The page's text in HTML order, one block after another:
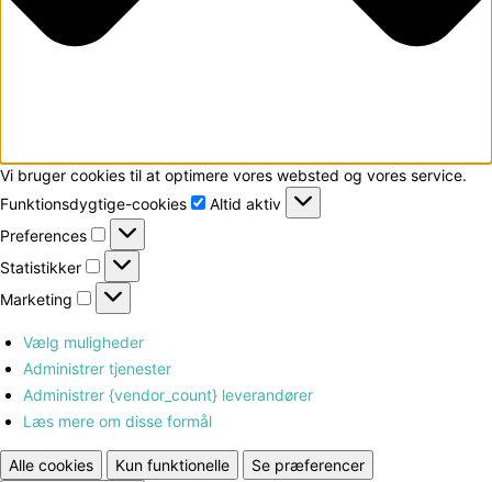
Vi bruger cookies til at optimere vores websted og vores service.
Funktionsdygtige-cookies
Funktionsdygtige-
Altid aktiv
Preferences
Preferences
Statistikker Statistikker
Marketing Marketing
Vælg muligheder
Administrer tjenester
Administrer {vendor_count} leverandører
Læs mere om disse formål
Alle cookies Kun funktionelle
Se præferencer